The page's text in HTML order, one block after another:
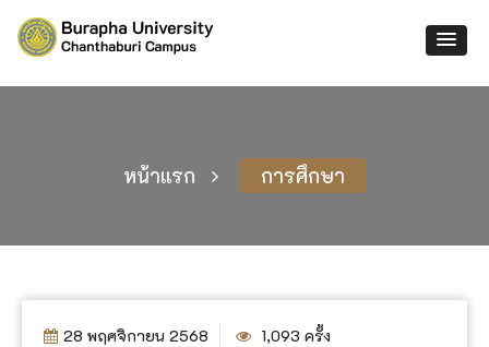
หน้าแรก การศึกษา
28 พฤศจิกายน 2568 1,093 ครั้ง